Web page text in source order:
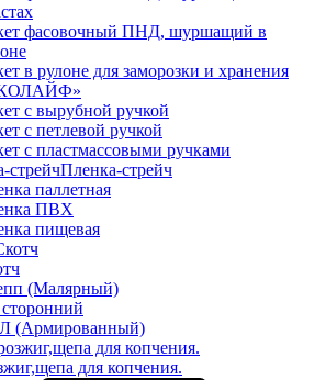
фасовочный ПНД, шуршащий в
в рулоне для заморозки и хранения
с вырубной ручкой
с петлевой ручкой
с пластмассовыми ручками
Пленка-стрейч
паллетная
ПВХ
пищевая
(Малярный)
(Армированный)
для копчения.